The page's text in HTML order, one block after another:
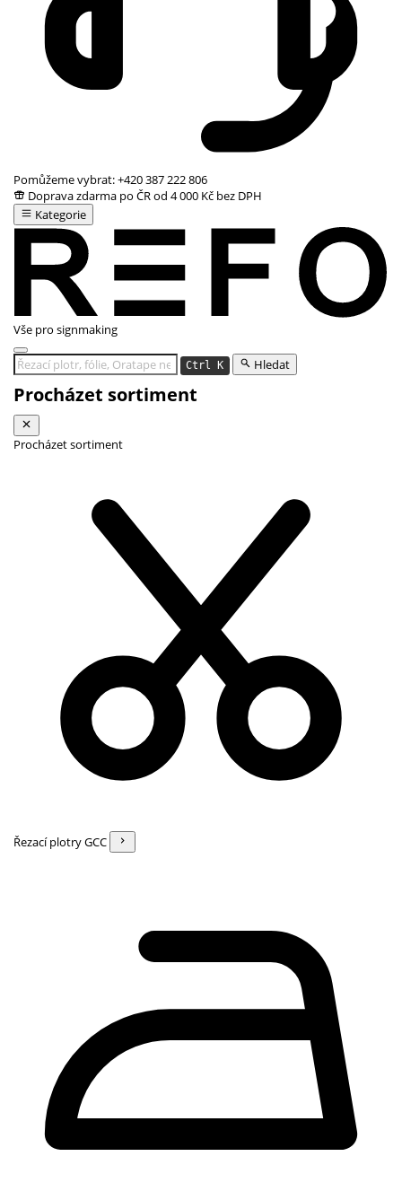
Pomůžeme vybrat:+420 387 222 806
Doprava zdarma po ČR od 4 000 Kč bez DPH
Kategorie
Vše pro signmaking
Ctrl K Hledat
Procházet sortiment
Procházet sortiment
Řezací plotry GCC